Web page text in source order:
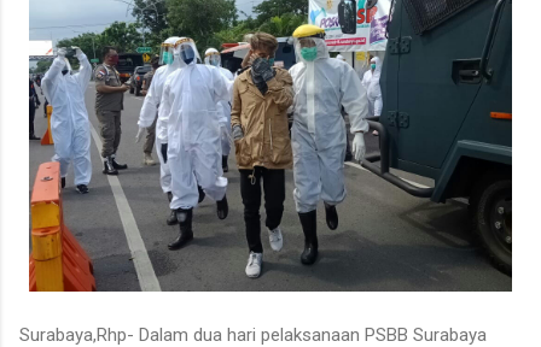
Surabaya,Rhp- Dalam dua hari pelaksanaan PSBB Surabaya